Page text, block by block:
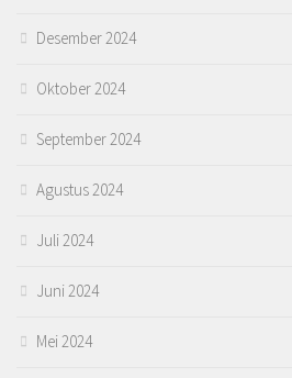
Desember 2024
Oktober 2024
September 2024
Agustus 2024
Juli 2024
Juni 2024
Mei 2024